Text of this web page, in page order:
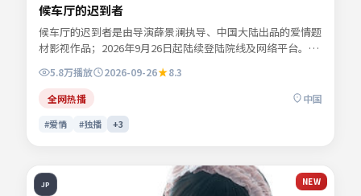
候车厅的迟到者
候车厅的迟到者是由导演薛景澜执导、中国大陆出品的爱情题
材影视作品；2026年9月26日起陆续登陆院线及网络平台。主
运。节奏张弛有度，动作场面与心理刻画交替推进。可在本站
免费高清在线观看完整剧情与主创访谈摘要。
5.8万播放 2026-09-26
8.3
全网热播
中国
#爱情 #独播 +3
JP NEW